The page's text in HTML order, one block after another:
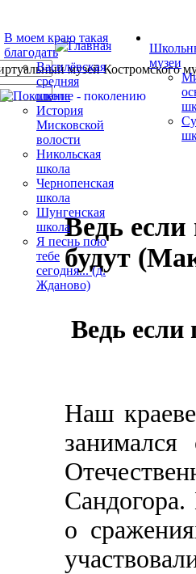
В моем краю такая
благодать
Василёвская
средняя
школа
История
Мисковской
волости
Никольская
школа
Чернопенская
школа
Шунгенская
школа
Я песнь пою
тебе
сегодня... (д.
Жданово)
музеи
Ведь
будут
Ведь если
Наш
о